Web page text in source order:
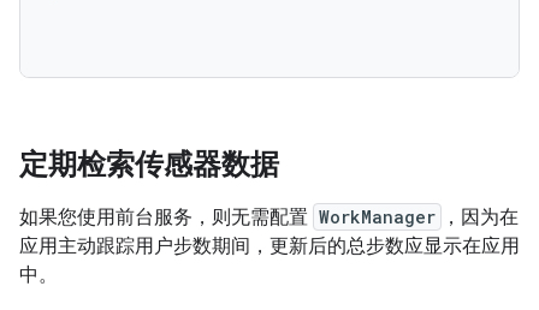
定期检索传感器数据
如果您使用前台服务，则无需配置 WorkManager
，因为在
应用主动跟踪用户步数期间，更新后的总步数应显示在应用
中。